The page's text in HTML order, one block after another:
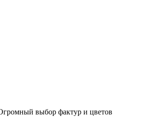
выбор фактур и цветов